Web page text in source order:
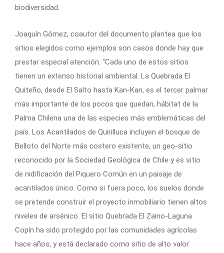
biodiversidad.
Joaquín Gómez, coautor del documento plantea que los
sitios elegidos como ejemplos son casos donde hay que
prestar especial atención. “Cada uno de estos sitios
tienen un extenso historial ambiental. La Quebrada El
Quiteño, desde El Salto hasta Kan-Kan, es el tercer palmar
más importante de los pocos que quedan, hábitat de la
Palma Chilena una de las especies más emblemáticas del
país. Los Acantilados de Quirilluca incluyen el bosque de
Belloto del Norte más costero existente, un geo-sitio
reconocido por la Sociedad Geológica de Chile y es sitio
de nidificación del Piquero Común en un paisaje de
acantilados único. Como si fuera poco, los suelos donde
se pretende construir el proyecto inmobiliario tienen altos
niveles de arsénico. El sitio Quebrada El Zaino-Laguna
Copín ha sido protegido por las comunidades agrícolas
hace años, y está declarado como sitio de alto valor